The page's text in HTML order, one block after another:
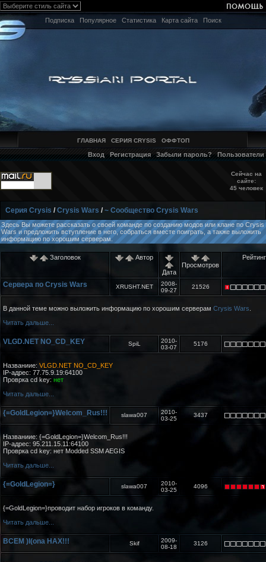
Подписка Популярное Статистика Карта сайта Поиск
ГЛАВНАЯ СЕРИЯ CRYSIS ОФФТОП
Вход Регистрация Забыли пароль? Пользователи
Сейчас на
сайте:
45 человек
Серия Crysis /Crysis Wars /~ Сообщество Crysis Wars
Здесь Вы можете рассказать о своей команде по созданию модов или клане по Crysis
Wars и предложить вступление в него, собраться вместе поиграть, а также выложить
информацию по хорошим серверам.
Заголовок Автор
Дата
Просмотров
Рейтинг
Сервера по Crysis Wars XRUSHT.NET
2008-
09-27
21526
В данной теме можно выложить информацию по хорошим серверам Crysis Wars
Читать дальше...
VLGD.NET NO_CD_KEY SpiL
2010-
03-07
5176
Названиие: VLGD.NET NO_CD_KEY
IP-адрес: 77.75.9.19:64100
Проврка cd key: нет
Читать дальше...
{=GoldLegion=}Welcom_Rus!!! slawa007
2010-
03-25
3437
Названиие: {=GoldLegion=}Welcom_Rus!!!
IP-адрес: 95.211.15.11:64100
Проврка cd key: нет Modded SSM AEGIS
Читать дальше...
{=GoldLegion=} slawa007
2010-
03-25
4096
{=GoldLegion=}проводит набор игроков в команду.
Читать дальше...
BCEM )I(ona HAX!!! Skif
2009-
08-18
3126